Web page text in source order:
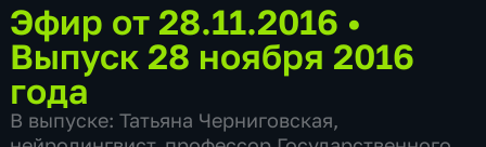
Эфир от 28.11.2016 •
Выпуск 28 ноября 2016
года
В выпуске: Татьяна Черниговская,